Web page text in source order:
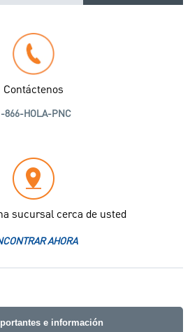
Contáctenos
866-HOLA-PNC
sucursal cerca de usted
AHORA
e información